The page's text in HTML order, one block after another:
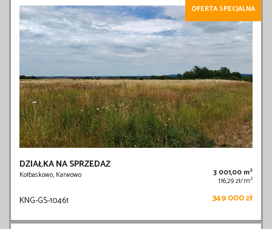
OFERTA SPECJALNA
DZIAŁKA NA SPRZEDAŻ
Kołbaskowo, Karwowo 3 001,00 m2
116,29 zł/m2
KNG-GS-10461 349 000 zł